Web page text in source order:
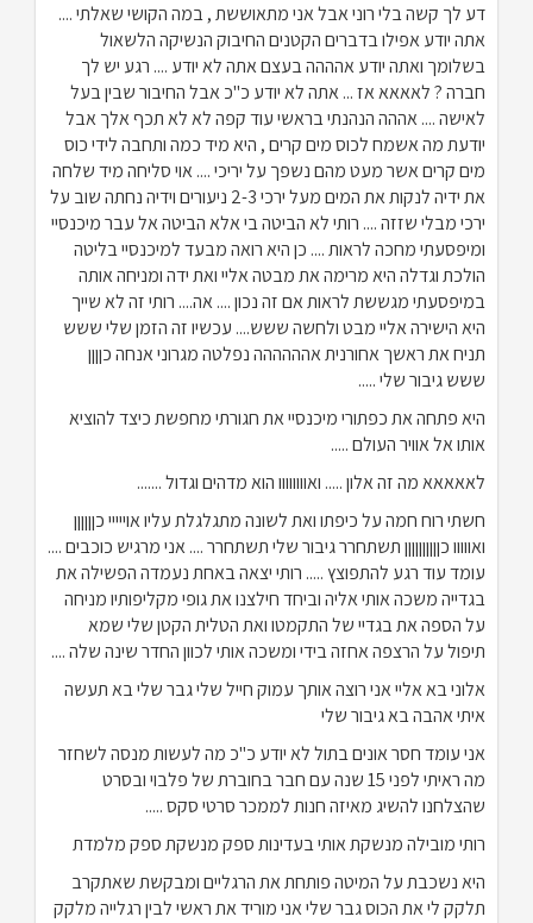
דע לך קשה בלי רוני אבל אני מתאוששת , במה הקושי שאלתי ....
אתה יודע אפילו בדברים הקטנים החיבוק הנשיקה הלשאול
בשלומך ואתה יודע אהההה בעצם אתה לא יודע .... רגע יש לך
חברה ? לאאאא אז ... אתה לא יודע כ"כ אבל החיבור שבין בעל
לאישה .... אההה הנהנתי בראשי עוד קפה לא לא תכף אלך אבל
יודעת מה אשמח לכוס מים קרים , היא מיד כמה ותחבה לידי כוס
מים קרים אשר מעט מהם נשפך על יריכי .... אוי סליחה מיד שלחה
את ידיה לנקות את המים מעל ירכי 2-3 ניעורים וידיה נחתה שוב על
ירכי מבלי שזזה .... רותי לא הביטה בי אלא הביטה אל עבר מיכנסיי
ומיפסעתי מחכה לראות .... כן היא רואה מבעד למיכנסיי בליטה
הולכת וגדלה היא מרימה את מבטה אליי ואת ידה ומניחה אותה
במיפסעתי מגששת לראות אם זה נכון .... אה.... רותי זה לא שייך
היא הישירה אליי מבט ולחשה ששש.... עכשיו זה הזמן שלי ששש
תניח את ראשך אחורנית אהההההה נפלטה מגרוני אנחה כןןןן
ששש גיבור שלי .....
היא פתחה את כפתורי מיכנסיי את חגורתי מחפשת כיצד להוציא
אותו אל אוויר העולם .....
לאאאאא מה זה אלון ..... ואוווווווו הוא מדהים וגדול .......
חשתי רוח חמה על כיפתו ואת לשונה מתגלגלת עליו אוייייי כןןןןןן
ואווווו כןןןןןןןןןן תשתחרר גיבור שלי תשתחרר .... אני מרגיש כוכבים ....
עומד עוד רגע להתפוצץ ..... רותי יצאה באחת נעמדה הפשילה את
בגדייה משכה אותי אליה וביחד חילצנו את גופי מקליפותיו מניחה
על הספה את בגדיי של התקמטו ואת הטלית הקטן שלי שמא
תיפול על הרצפה אחזה בידי ומשכה אותי לכוון החדר שינה שלה ....
אלוני בא אליי אני רוצה אותך עמוק חייל שלי גבר שלי בא תעשה
איתי אהבה בא גיבור שלי
אני עומד חסר אונים בתול לא יודע כ"כ מה לעשות מנסה לשחזר
מה ראיתי לפני 15 שנה עם חבר בחוברת של פלבוי ובסרט
שהצלחנו להשיג מאיזה חנות לממכר סרטי סקס .....
רותי מובילה מנשקת אותי בעדינות ספק מנשקת ספק מלמדת
היא נשכבת על המיטה פותחת את הרגליים ומבקשת שאתקרב
תלקק לי את הכוס גבר שלי אני מוריד את ראשי לבין רגלייה מלקק